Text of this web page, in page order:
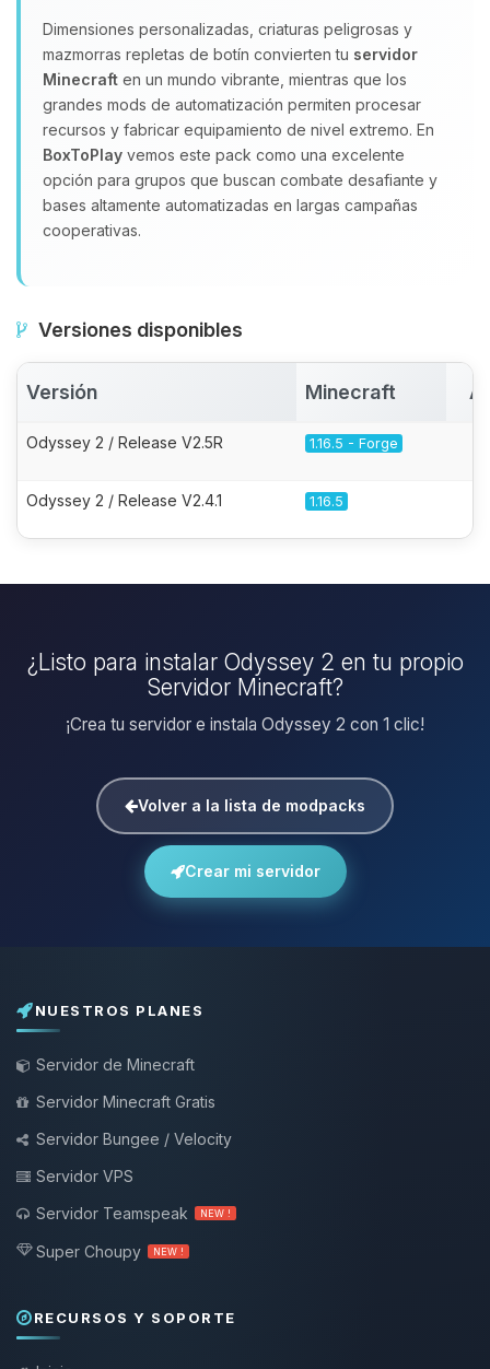
Dimensiones personalizadas, criaturas peligrosas y
mazmorras repletas de botín convierten tu servidor
Minecraft en un mundo vibrante, mientras que los
grandes mods de automatización permiten procesar
recursos y fabricar equipamiento de nivel extremo. En
BoxToPlay vemos este pack como una excelente
opción para grupos que buscan combate desafiante y
bases altamente automatizadas en largas campañas
cooperativas.
Versiones disponibles
Versión Minecraft
Odyssey 2 / Release V2.5R 1.16.5 - Forge
Odyssey 2 / Release V2.4.1 1.16.5
¿Listo para instalar Odyssey 2 en tu propio
Servidor Minecraft?
¡Crea tu servidor e instala Odyssey 2 con 1 clic!
Volver a la lista de modpacks
Crear mi servidor
NUESTROS PLANES
Servidor de Minecraft
Servidor Minecraft Gratis
Servidor Bungee / Velocity
Servidor VPS
Servidor Teamspeak
NEW !
Super Choupy NEW !
RECURSOS Y SOPORTE